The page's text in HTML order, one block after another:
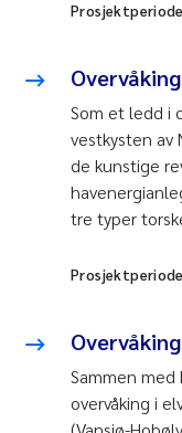
Som et ledd i
vestkysten av
de kunstige
tre typer
Sammen
overvåking i